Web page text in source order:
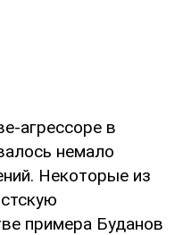
агрессоре в
немало
Некоторые из
примера Буданов